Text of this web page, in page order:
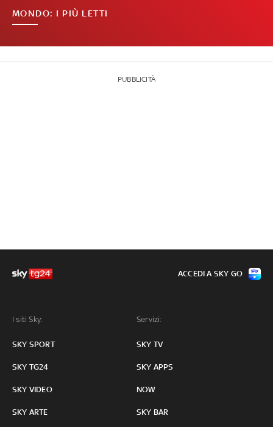
MONDO: I PIÙ LETTI
PUBBLICITÀ
I siti Sky:
SKY SPORT
SKY TG24
SKY VIDEO
SKY ARTE
Servizi:
SKY TV
SKY APPS
NOW
SKY BAR
ACCEDI A SKY GO